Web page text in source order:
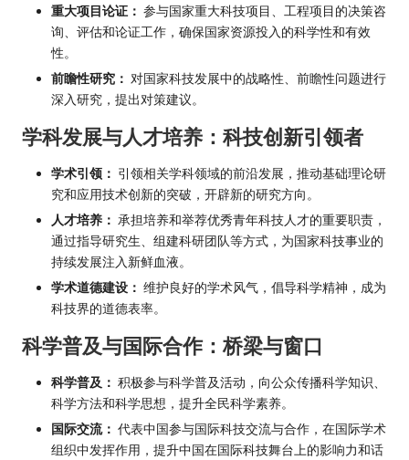
重大项目论证： 参与国家重大科技项目、工程项目的决策咨
询、评估和论证工作，确保国家资源投入的科学性和有效
性。
前瞻性研究： 对国家科技发展中的战略性、前瞻性问题进行
深入研究，提出对策建议。
学科发展与人才培养：科技创新引领者
学术引领： 引领相关学科领域的前沿发展，推动基础理论研
究和应用技术创新的突破，开辟新的研究方向。
人才培养： 承担培养和举荐优秀青年科技人才的重要职责，
通过指导研究生、组建科研团队等方式，为国家科技事业的
持续发展注入新鲜血液。
学术道德建设： 维护良好的学术风气，倡导科学精神，成为
科技界的道德表率。
科学普及与国际合作：桥梁与窗口
科学普及： 积极参与科学普及活动，向公众传播科学知识、
科学方法和科学思想，提升全民科学素养。
国际交流： 代表中国参与国际科技交流与合作，在国际学术
组织中发挥作用，提升中国在国际科技舞台上的影响力和话